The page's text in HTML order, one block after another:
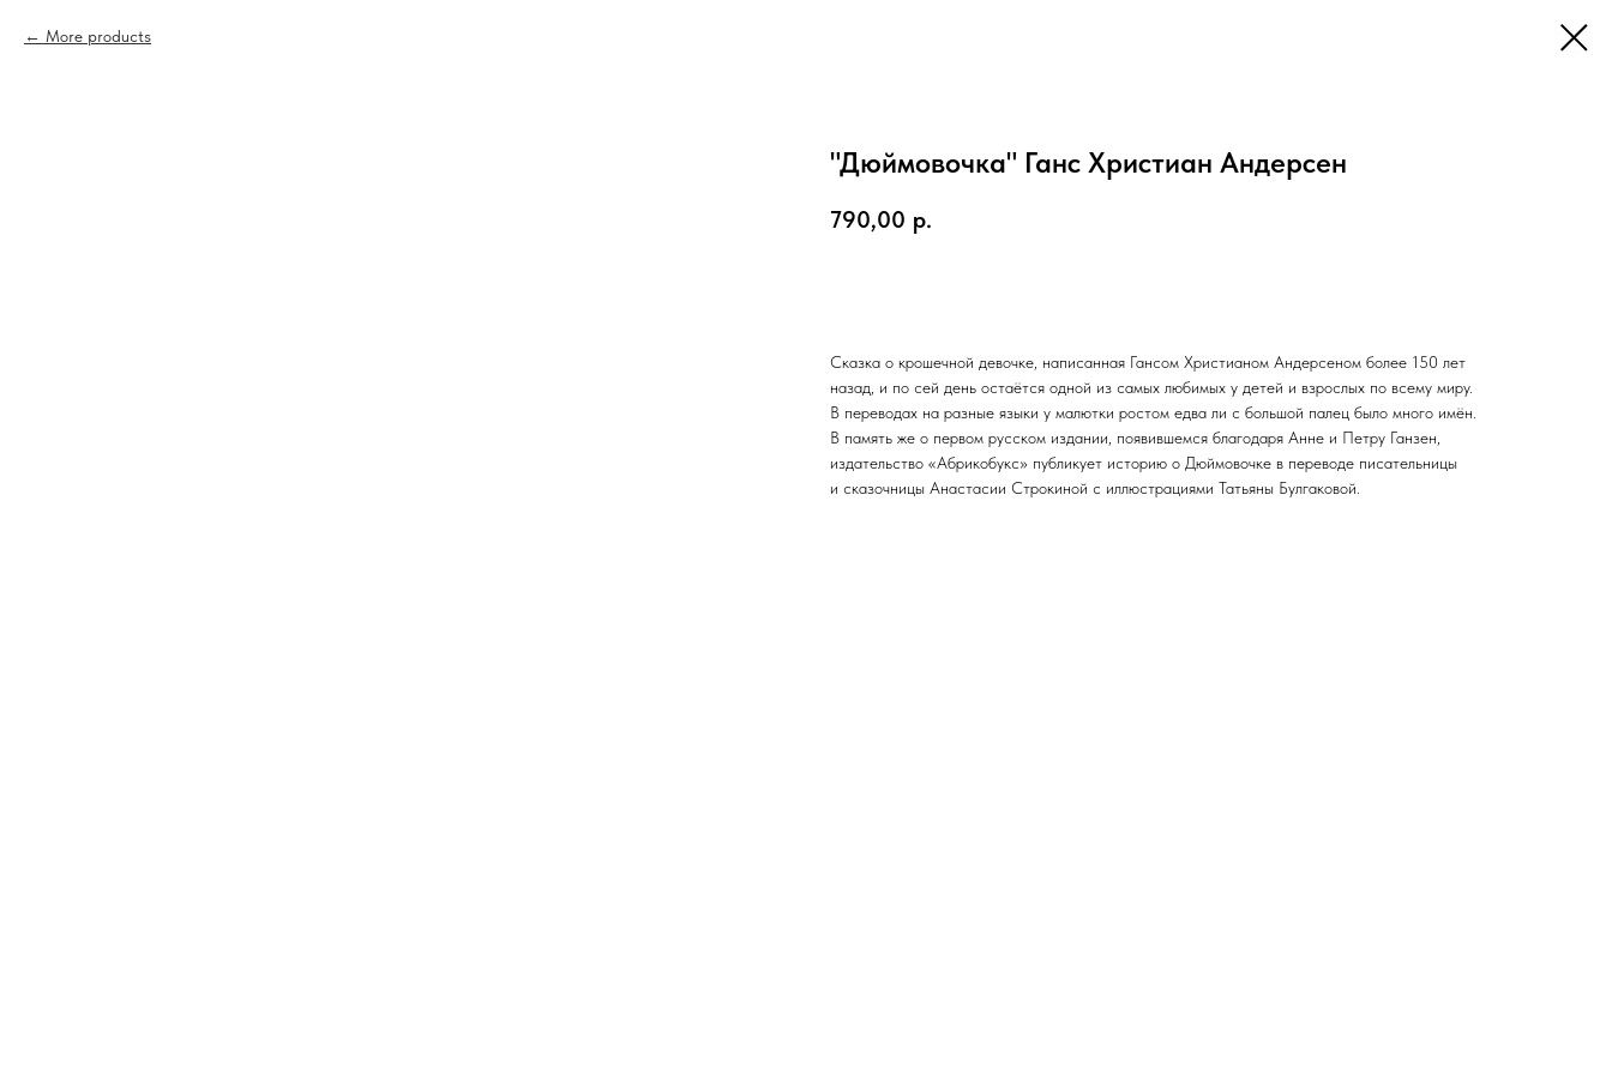
More products
"Дюймовочка" Ганс Христиан Андерсен
790,00 р.
Сказка о крошечной девочке, написанная Гансом Христианом Андерсеном более 150 лет
назад, и по сей день остаётся одной из самых любимых у детей и взрослых по всему миру.
В переводах на разные языки у малютки ростом едва ли с большой палец было много имён.
В память же о первом русском издании, появившемся благодаря Анне и Петру Ганзен,
издательство «Абрикобукс» публикует историю о Дюймовочке в переводе писательницы
и сказочницы Анастасии Строкиной с иллюстрациями Татьяны Булгаковой.